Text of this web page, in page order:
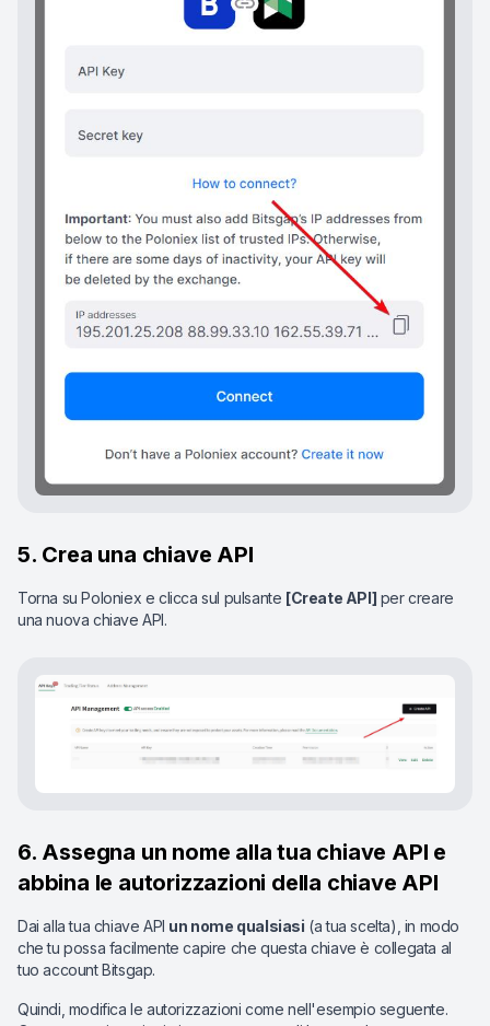
5. Crea una chiave API
Torna su Poloniex e clicca sul pulsante [Create API] per creare
una nuova chiave API.
6. Assegna un nome alla tua chiave API e
abbina le autorizzazioni della chiave API
Dai alla tua chiave API un nome qualsiasi (a tua scelta), in modo
che tu possa facilmente capire che questa chiave è collegata al
tuo account Bitsgap.
Quindi, modifica le autorizzazioni come nell'esempio seguente.